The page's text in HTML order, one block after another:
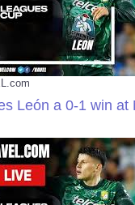
León a 0-1 win at